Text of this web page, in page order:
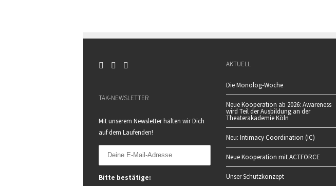
TAK-NEWSLETTER
Mit unserem Newsletter halten wir Dich
auf dem Laufenden!
Bitte bestätige:
AKTUELL
Die Monolog-Woche
Neue Kooperation ab 2026: Awareness
wird Teil der Ausbildung an der
Theaterakademie Köln
Neu: Intimacy Coordination (IC)
Neue Kooperation mit ACTFORCE
Unser Schutzkonzept